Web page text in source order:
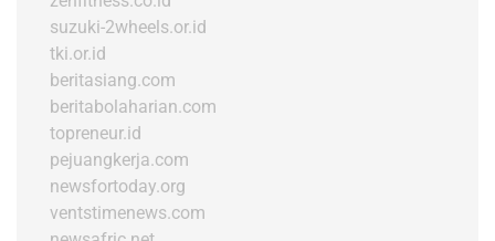
suzuki-2wheels.or.id
tki.or.id
beritasiang.com
beritabolaharian.com
topreneur.id
pejuangkerja.com
newsfortoday.org
ventstimenews.com